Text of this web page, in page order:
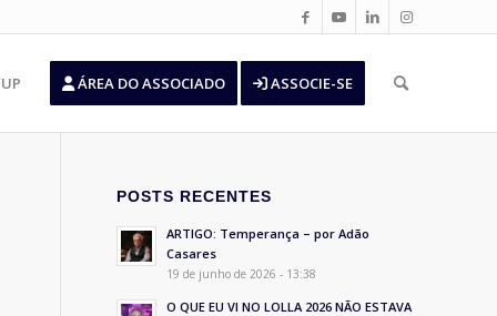
ÁREA DO ASSOCIADO ASSOCIE-SE
POSTS RECENTES
ARTIGO: Temperança – por Adão
Casares
19 de junho de 2026 - 13:38
O QUE EU VI NO LOLLA 2026 NÃO ESTAVA